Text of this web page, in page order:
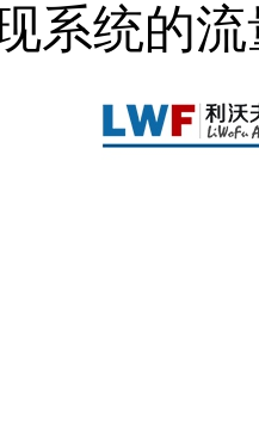
系统的